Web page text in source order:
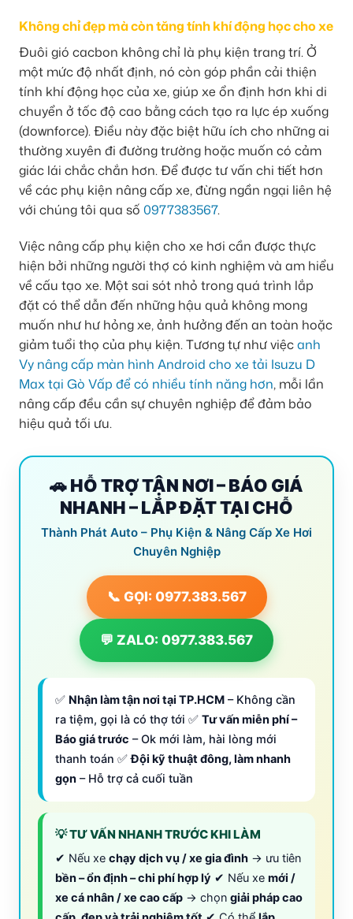
Không chỉ đẹp mà còn tăng tính khí động học cho xe
Đuôi gió cacbon không chỉ là phụ kiện trang trí. Ở
một mức độ nhất định, nó còn góp phần cải thiện
tính khí động học của xe, giúp xe ổn định hơn khi di
chuyển ở tốc độ cao bằng cách tạo ra lực ép xuống
(downforce). Điều này đặc biệt hữu ích cho những ai
thường xuyên đi đường trường hoặc muốn có cảm
giác lái chắc chắn hơn. Để được tư vấn chi tiết hơn
về các phụ kiện nâng cấp xe, đừng ngần ngại liên hệ
với chúng tôi qua số 0977383567.
Việc nâng cấp phụ kiện cho xe hơi cần được thực
hiện bởi những người thợ có kinh nghiệm và am hiểu
về cấu tạo xe. Một sai sót nhỏ trong quá trình lắp
đặt có thể dẫn đến những hậu quả không mong
muốn như hư hỏng xe, ảnh hưởng đến an toàn hoặc
giảm tuổi thọ của phụ kiện. Tương tự như việcanh
Vy nâng cấp màn hình Android cho xe tải Isuzu D
Max tại Gò Vấp để có nhiều tính năng hơn, mỗi lần
nâng cấp đều cần sự chuyên nghiệp để đảm bảo
hiệu quả tối ưu.
🚗 HỖ TRỢ TẬN NƠI – BÁO GIÁ
NHANH – LẮP ĐẶT TẠI CHỖ
Thành Phát Auto – Phụ Kiện & Nâng Cấp Xe Hơi
Chuyên Nghiệp
📞 GỌI: 0977.383.567
💬 ZALO: 0977.383.567
✅ Nhận làm tận nơi tại TP.HCM – Không cần
ra tiệm, gọi là có thợ tới ✅ Tư vấn miễn phí –
Báo giá trước – Ok mới làm, hài lòng mới
thanh toán ✅Đội kỹ thuật đông, làm nhanh
gọn – Hỗ trợ cả cuối tuần
💡 TƯ VẤN NHANH TRƯỚC KHI LÀM
✔ Nếu xe chạy dịch vụ / xe gia đình → ưu tiên
bền – ổn định – chi phí hợp lý ✔ Nếu xe mới /
xe cá nhân / xe cao cấp → chọn giải pháp cao